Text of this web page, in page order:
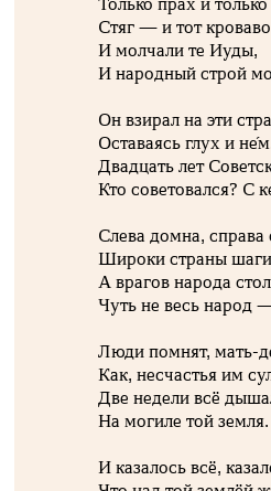
Стяг — и тот
И молчали те Иуды,
И народный строй
Он взирал на эти
Оставаясь глух и
Двадцать лет
Кто советовался? С
Слева домна, справа
Широки страны
А врагов народа
Чуть не весь народ
Люди помнят, мать-
Как, несчастья им
Две недели всё
На могиле той земля.
И казалось всё,